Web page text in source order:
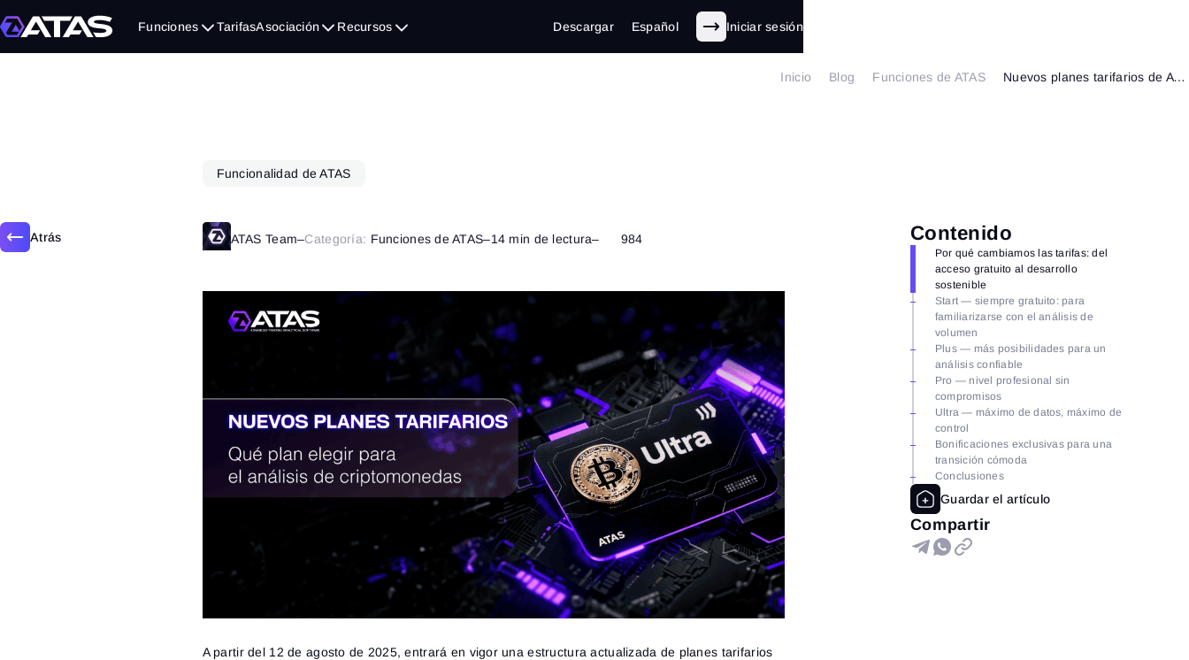
Funciones TarifasAsociación Recursos Descargar Español Iniciar sesión
Inicio Blog Funciones de ATAS Nuevos planes tarifarios de ATAS: qué plan elegir para el análisis de criptomonedas
Atrás
Funcionalidad de ATAS
ATAS Team–Categoría: Funciones de ATAS–14 min de lectura– 984 Contenido
Por qué cambiamos las tarifas: del
acceso gratuito al desarrollo
sostenible
Start — siempre gratuito: para
familiarizarse con el análisis de
volumen
Plus — más posibilidades para un
análisis confiable
Pro — nivel profesional sin
compromisos
Ultra — máximo de datos, máximo de
control
Bonificaciones exclusivas para una
transición cómoda
Conclusiones
Compartir
A partir del 12 de agosto de 2025, entrará en vigor una estructura actualizada de planes tarifarios